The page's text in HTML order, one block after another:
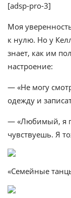
[adsp-pro-3]
Моя
к нулю. Но у
знает, как им
настроение:
— «Не могу
одежду и
— «Любимый, я
чувствуешь. Я
«Семейные